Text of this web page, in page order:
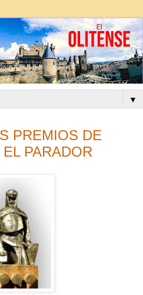
▼
PREMIOS DE
PARADOR